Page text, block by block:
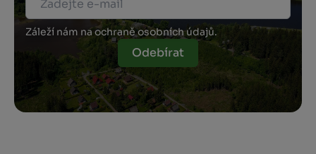
Záleží nám na ochraně osobních údajů.
Odebírat